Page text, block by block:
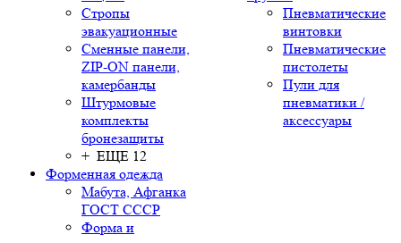
Стропы
эвакуационные
Сменные панели,
ZIP-ON панели,
камербанды
Штурмовые
комплекты
бронезащиты
+ ЕЩЕ 12
Форменная одежда
Мабута, Афганка
ГОСТ СССР
Форма и
Пневматические
винтовки
Пневматические
пистолеты
Пули для
пневматики /
аксессуары